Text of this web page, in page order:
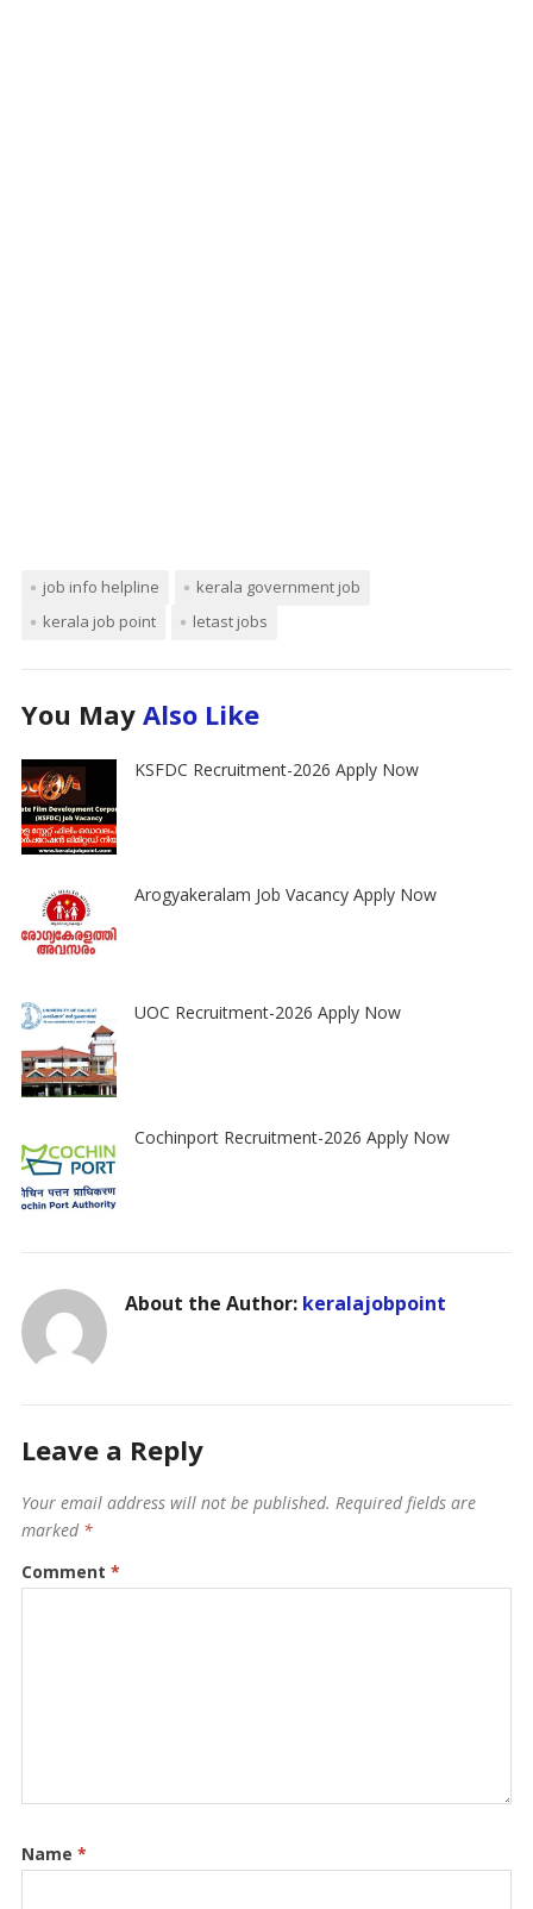
job info helpline
kerala government job
kerala job point
letast jobs
You May Also Like
KSFDC Recruitment-2026 Apply Now
Arogyakeralam Job Vacancy Apply Now
UOC Recruitment-2026 Apply Now
Cochinport Recruitment-2026 Apply Now
About the Author: keralajobpoint
Leave a Reply
Your email address will not be published. Required fields are
marked *
Comment *
Name *